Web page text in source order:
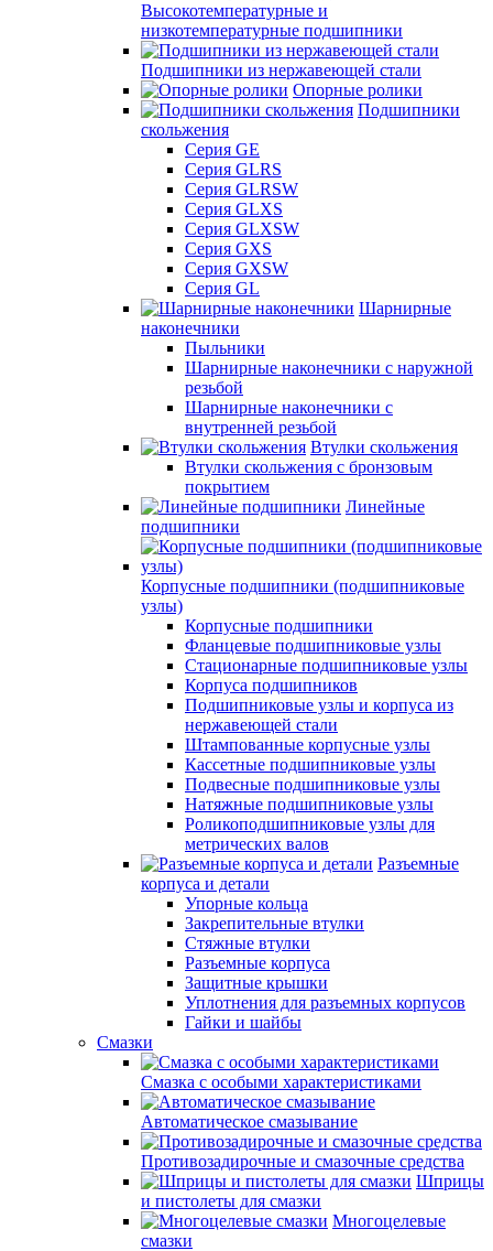
Высокотемпературные и
низкотемпературные подшипники
Подшипники из нержавеющей стали
Опорные ролики
Подшипники
скольжения
Серия GE
Серия GLRS
Серия GLRSW
Серия GLXS
Серия GLXSW
Серия GXS
Серия GXSW
Серия GL
Шарнирные
наконечники
Пыльники
Шарнирные наконечники с наружной
резьбой
Шарнирные наконечники с
внутренней резьбой
Втулки скольжения
Втулки скольжения с бронзовым
покрытием
Линейные
подшипники
Корпусные подшипники (подшипниковые
узлы)
Корпусные подшипники
Фланцевые подшипниковые узлы
Стационарные подшипниковые узлы
Корпуса подшипников
Подшипниковые узлы и корпуса из
нержавеющей стали
Штампованные корпусные узлы
Кассетные подшипниковые узлы
Подвесные подшипниковые узлы
Натяжные подшипниковые узлы
Роликоподшипниковые узлы для
метрических валов
Разъемные
корпуса и детали
Упорные кольца
Закрепительные втулки
Стяжные втулки
Разъемные корпуса
Защитные крышки
Уплотнения для разъемных корпусов
Гайки и шайбы
Смазки
Смазка с особыми характеристиками
Автоматическое смазывание
Противозадирочные и смазочные средства
Шприцы
и пистолеты для смазки
Многоцелевые
смазки